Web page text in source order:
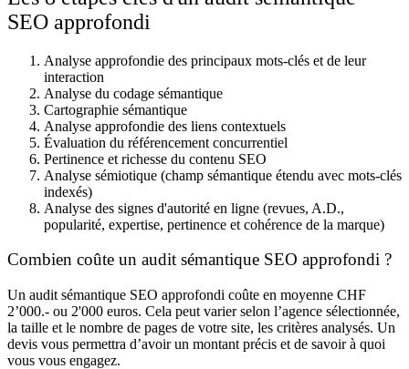
SEO approfondi
Analyse approfondie des principaux mots-clés et de leur
interaction
Analyse du codage sémantique
Cartographie sémantique
Analyse approfondie des liens contextuels
Évaluation du référencement concurrentiel
Pertinence et richesse du contenu SEO
Analyse sémiotique (champ sémantique étendu avec mots-clés
indexés)
Analyse des signes d'autorité en ligne (revues, A.D.,
popularité, expertise, pertinence et cohérence de la marque)
Combien coûte un audit sémantique SEO approfondi ?
Un audit sémantique SEO approfondi coûte en moyenne CHF
2’000.- ou 2'000 euros. Cela peut varier selon l’agence sélectionnée,
la taille et le nombre de pages de votre site, les critères analysés. Un
devis vous permettra d’avoir un montant précis et de savoir à quoi
vous vous engagez.